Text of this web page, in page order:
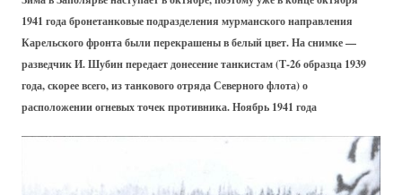
1941 года бронетанковые подразделения мурманского направления
Карельского фронта были перекрашены в белый цвет. На снимке —
разведчик И. Шубин передает донесение танкистам (Т-26 образца 1939
года, скорее всего, из танкового отряда Северного флота) о
расположении огневых точек противника. Ноябрь 1941 года